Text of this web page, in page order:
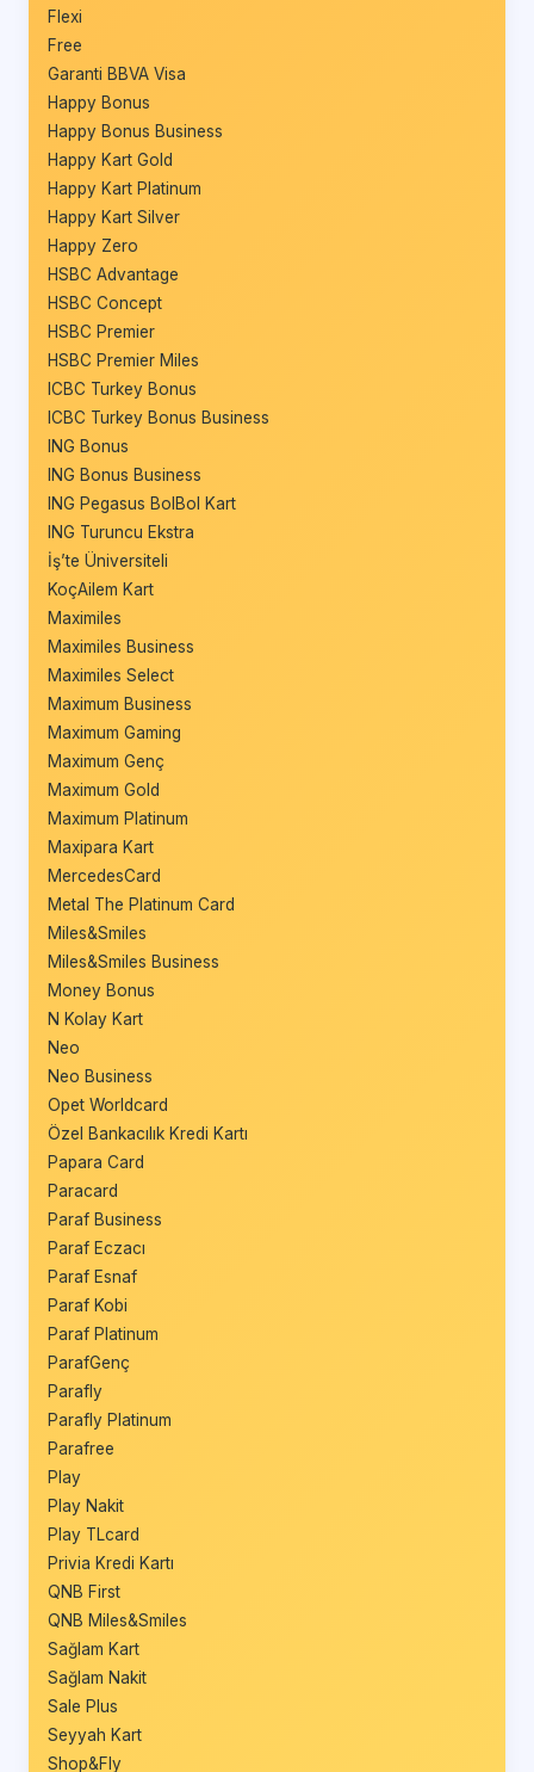
Flexi
Free
Garanti BBVA Visa
Happy Bonus
Happy Bonus Business
Happy Kart Gold
Happy Kart Platinum
Happy Kart Silver
Happy Zero
HSBC Advantage
HSBC Concept
HSBC Premier
HSBC Premier Miles
ICBC Turkey Bonus
ICBC Turkey Bonus Business
ING Bonus
ING Bonus Business
ING Pegasus BolBol Kart
ING Turuncu Ekstra
İş’te Üniversiteli
KoçAilem Kart
Maximiles
Maximiles Business
Maximiles Select
Maximum Business
Maximum Gaming
Maximum Genç
Maximum Gold
Maximum Platinum
Maxipara Kart
MercedesCard
Metal The Platinum Card
Miles&Smiles
Miles&Smiles Business
Money Bonus
N Kolay Kart
Neo
Neo Business
Opet Worldcard
Özel Bankacılık Kredi Kartı
Papara Card
Paracard
Paraf Business
Paraf Eczacı
Paraf Esnaf
Paraf Kobi
Paraf Platinum
ParafGenç
Parafly
Parafly Platinum
Parafree
Play
Play Nakit
Play TLcard
Privia Kredi Kartı
QNB First
QNB Miles&Smiles
Sağlam Kart
Sağlam Nakit
Sale Plus
Seyyah Kart
Shop&Fly